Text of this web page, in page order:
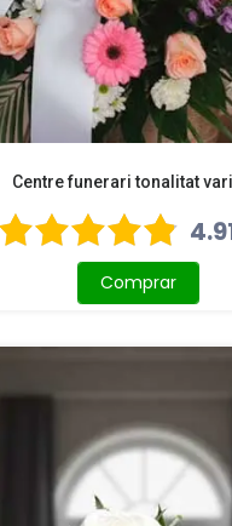
Centre funerari tonalitat
Comprar